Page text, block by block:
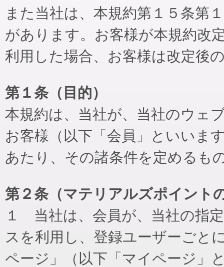
また当社は、本規約第１５条第
があります。お客様が本規約改
利用した場合、お客様は改定後
第１条（目的）
本規約は、当社が、当社のウェ
お客様（以下「会員」といいま
あたり、その諸条件を定めるも
第２条（マテリアルズポイント
１ 当社は、会員が、当社の指
スを利用し、登録ユーザーごと
ページ」（以下「マイページ」